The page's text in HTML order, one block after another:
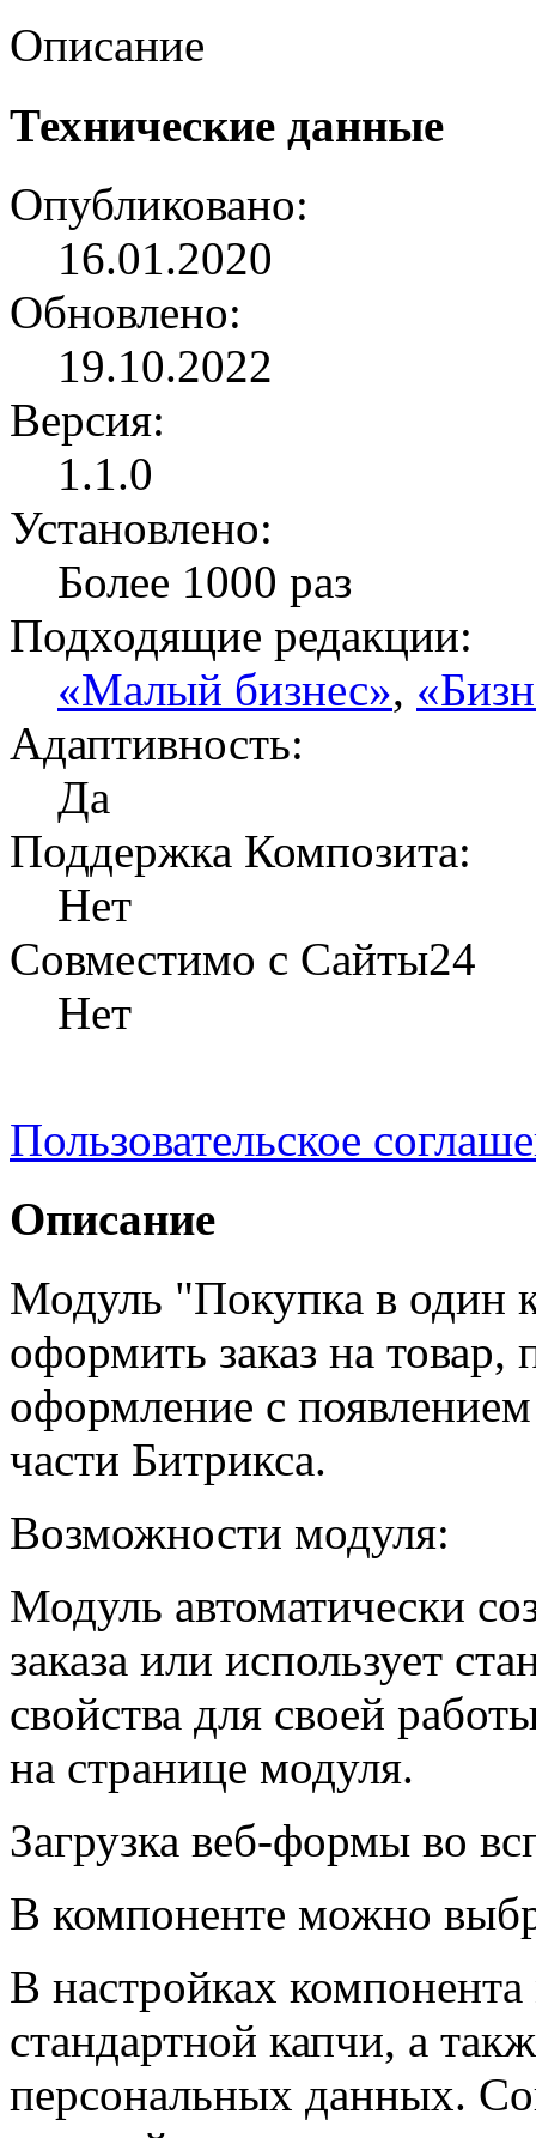
Описание
Технические данные
Опубликовано:
16.01.2020
Обновлено:
19.10.2022
Версия:
1.1.0
Установлено:
Более 1000 раз
Подходящие редакции:
«Малый бизнес»,
Адаптивность:
Да
Поддержка Композита:
Нет
Совместимо с Сайты24
Нет
Пользовательское
Описание
Модуль "Покупка в один
оформить заказ на товар,
оформление с
части Битрикса.
Возможности модуля:
Модуль автоматически
заказа или использует
свойства для своей
на странице модуля.
Загрузка веб-формы во
В компоненте можно
В настройках
стандартной капчи, а
персональных данных.